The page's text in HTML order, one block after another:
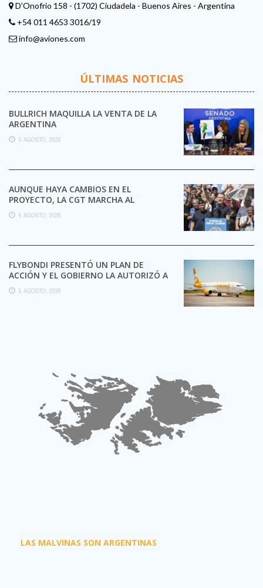
D'Onofrio 158 - (1702) Ciudadela - Buenos Aires - Argentina
+54 011 4653 3016/19
info@aviones.com
ÚLTIMAS NOTICIAS
BULLRICH MAQUILLA LA VENTA DE LA
ARGENTINA
5 AGOSTO, 2026
AUNQUE HAYA CAMBIOS EN EL
PROYECTO, LA CGT MARCHA AL
CONGRESO CONTRA LA LEY DE ...
5 AGOSTO, 2026
FLYBONDI PRESENTÓ UN PLAN DE
ACCIÓN Y EL GOBIERNO LA AUTORIZÓ A
SEGUIR OPERANDO
5 AGOSTO, 2026
LAS MALVINAS SON ARGENTINAS